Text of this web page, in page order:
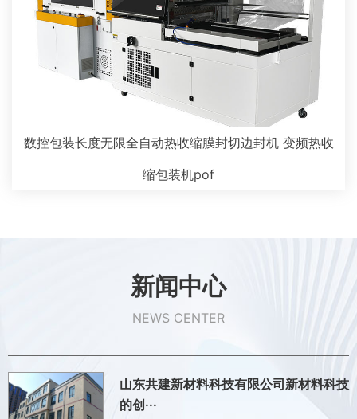
数控包装长度无限全自动热收缩膜封切边封机 变频热收
缩包装机pof
新闻中心
NEWS CENTER
山东共建新材料科技有限公司新材料科技
的创···